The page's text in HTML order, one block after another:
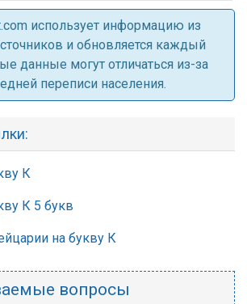
использует информацию из
и обновляется каждый
данные могут отличаться из-за
переписи населения.
К
К 5 букв
на букву К
вопросы